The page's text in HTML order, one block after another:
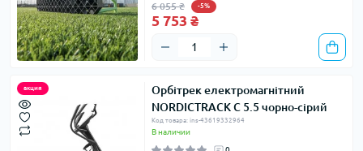
6 055 ₴ -5%
5 753 ₴
акция
Орбітрек електромагнітний
NORDICTRACK C 5.5 чорно-сірий
Код товара: ins-43619332964
В наличии